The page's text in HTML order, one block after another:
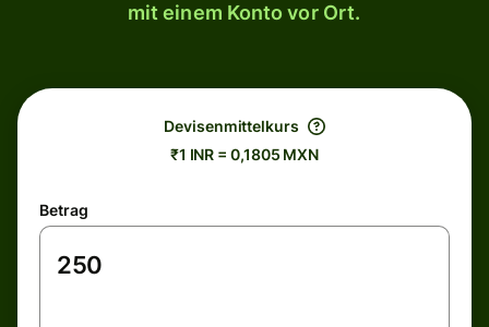
mit einem Konto vor Ort.
Devisenmittelkurs
₹1 INR = 0,1805 MXN
Betrag